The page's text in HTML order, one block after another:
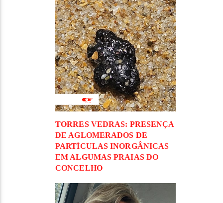
TORRES VEDRAS: PRESENÇA
DE AGLOMERADOS DE
PARTÍCULAS INORGÂNICAS
EM ALGUMAS PRAIAS DO
CONCELHO